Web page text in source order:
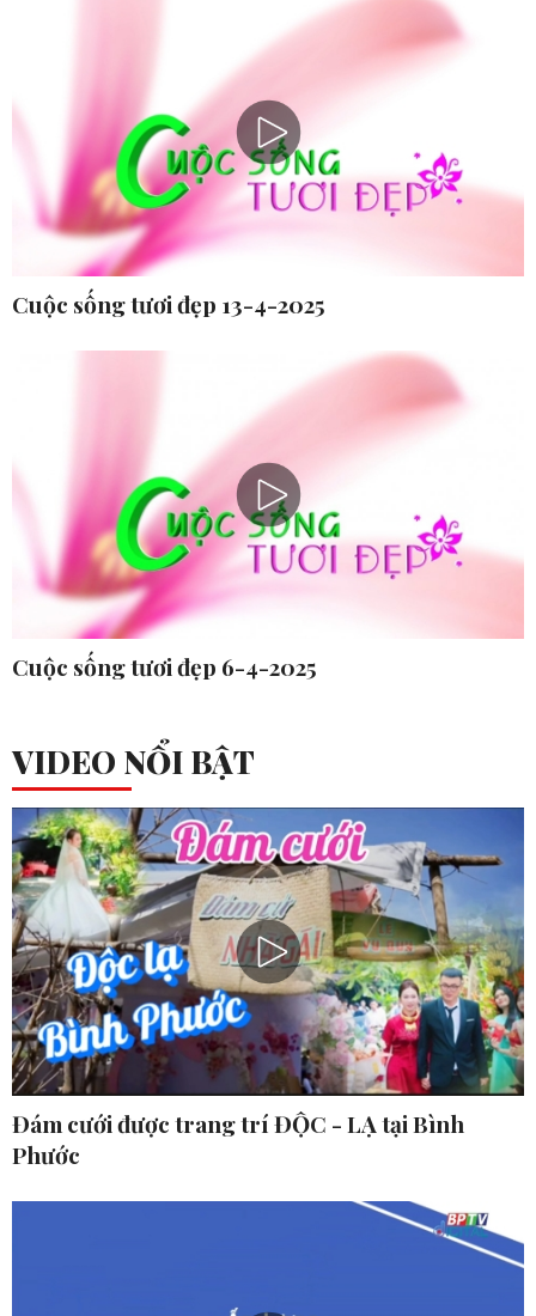
Cuộc sống tươi đẹp 13-4-2025
Cuộc sống tươi đẹp 6-4-2025
VIDEO NỔI BẬT
Đám cưới được trang trí ĐỘC - LẠ tại Bình
Phước